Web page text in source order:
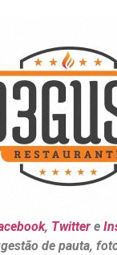
, Twittere
de pauta,